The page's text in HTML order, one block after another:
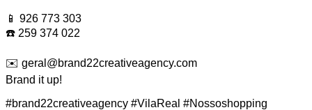
📱 926 773 303
☎️ 259 374 022
✉️ geral@brand22creativeagency.com
Brand it up!
#brand22creativeagency #VilaReal #Nossoshopping